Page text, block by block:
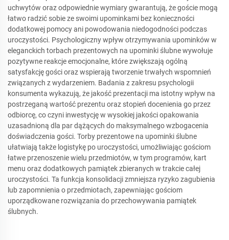
uchwytów oraz odpowiednie wymiary gwarantują, że goście mogą
łatwo radzić sobie ze swoimi upominkami bez konieczności
dodatkowej pomocy ani powodowania niedogodności podczas
uroczystości. Psychologiczny wpływ otrzymywania upominków w
eleganckich torbach prezentowych na upominki ślubne wywołuje
pozytywne reakcje emocjonalne, które zwiększają ogólną
satysfakcję gości oraz wspierają tworzenie trwałych wspomnień
związanych z wydarzeniem. Badania z zakresu psychologii
konsumenta wykazują, że jakość prezentacji ma istotny wpływ na
postrzeganą wartość prezentu oraz stopień docenienia go przez
odbiorcę, co czyni inwestycję w wysokiej jakości opakowania
uzasadnioną dla par dążących do maksymalnego wzbogacenia
doświadczenia gości. Torby prezentowe na upominki ślubne
ułatwiają także logistykę po uroczystości, umożliwiając gościom
łatwe przenoszenie wielu przedmiotów, w tym programów, kart
menu oraz dodatkowych pamiątek zbieranych w trakcie całej
uroczystości. Ta funkcja konsolidacji zmniejsza ryzyko zagubienia
lub zapomnienia o przedmiotach, zapewniając gościom
uporządkowane rozwiązania do przechowywania pamiątek
ślubnych.